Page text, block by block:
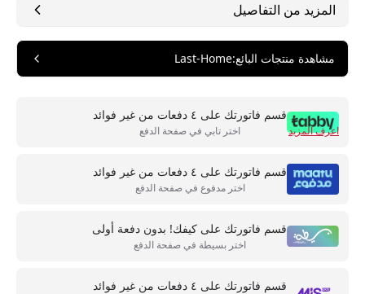
المزيد من التفاصيل
مشاهدة منتجات البائع:
Last-Home
قسم فاتورتك على ٤ دفعات من غير فوائد
اختر تابي في صفحة الدفع اعرف المزيد
قسم فاتورتك على ٤ دفعات من غير فوائد
اختر مدفوع في صفحة الدفع
قسم فاتورتك على كيفك! بدون دفعة أولى
اختر بسيطة في صفحة الدفع
قسم فاتورتك على ٤ دفعات من غير فوائد